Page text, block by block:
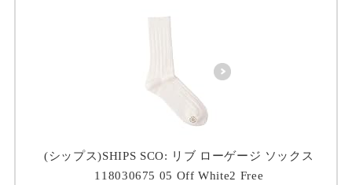
(シップス)SHIPS SCO: リブ ローゲージ ソックス
118030675 05 Off White2 Free